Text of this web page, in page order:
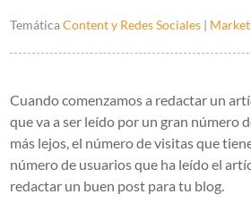
TemáticaContent y Redes Sociales |
Cuando comenzamos a redactar un
que va a ser leído por un gran número
más lejos, el número de visitas que
número de usuarios que ha leído el
redactar un buen post para tu blog.